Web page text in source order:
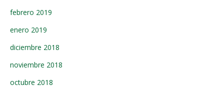
febrero 2019
enero 2019
diciembre 2018
noviembre 2018
octubre 2018